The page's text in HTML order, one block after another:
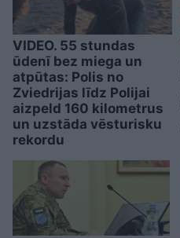
VIDEO. 55 stundas
ūdenī bez miega un
atpūtas: Polis no
Zviedrijas līdz Polijai
aizpeld 160 kilometrus
un uzstāda vēsturisku
rekordu